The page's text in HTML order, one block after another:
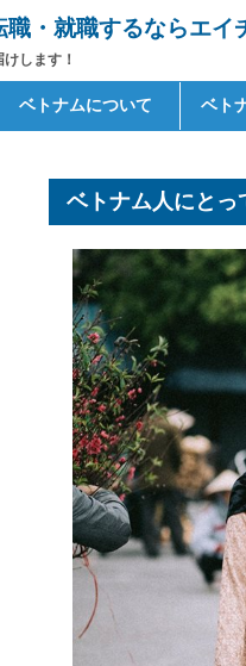
・就職するならエイ
します！
ベトナムについて ベト
ベトナム人にとっ